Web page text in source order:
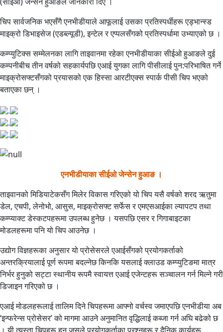
चिप सार्वजनिक भएसँगै एनभीडीयाले आफूलाई उसका प्रतिस्पर्धीहरू एड्भान्स्ड
माइक्रो डिभाइसेज (एडब्ल्यूडी), इन्टेल र एप्पलसँगको प्रतिस्पर्धामा उभ्याएको छ ।
कम्प्युटिक्स सम्मेलनका लागि ताइवानमा रहेका एनभीडीयाका सीईओ हुआङले दुई
कम्पनीबीच तीन वर्षको सहकार्यपछि एआई युगका लागि पीसीलाई पुन:परिभाषित गर्ने
माइक्रोसफ्टसँगको प्रयासको एक हिस्सा आरटीएक्स स्पार्क पीसी चिप भएको
बताएका छन् ।
एनभीडीयाका सीईओ जेन्सेन हुआङ ।
ताइवानको मिडियाटेकसँग मिलेर विकास गरिएको यो चिप यसै वर्षको शरद ऋतुमा
डेल, एचपी, लेनोभो, आसुस, माइक्रोसफ्ट सर्फेस र एमएसआईका ल्यापटप तथा
कम्प्याक्ट डेस्कटपहरूमा उपलब्ध हुनेछ । यसपछि एसर र गिगाबाइटका
मोडलहरूमा पनि यो चिप आउनेछ ।
उद्योग विज्ञहरूका अनुसार यो प्रोसेसरले एआईसँगको प्रयोगकर्ताको
अन्तरक्रियालाई पूर्ण रूपमा बदल्नेछ किनकि यसलाई क्लाउड कम्प्युटिङमा मात्र
निर्भर हुनुको सट्टा स्थानीय रूपमै स्वायत्त एआई एजेन्टहरू सञ्चालन गर्न मिल्ने गरी
डिजाइन गरिएको छ ।
एआई मोडलहरूलाई तालिम दिने चिपहरूमा आफ्नो वर्चस्व जमाएपछि एनभीडीया अब
‘इन्फरेन्स प्रोसेसर’ को मागमा आउने अनुमानित वृद्धिलाई कब्जा गर्न अघि बढेको छ